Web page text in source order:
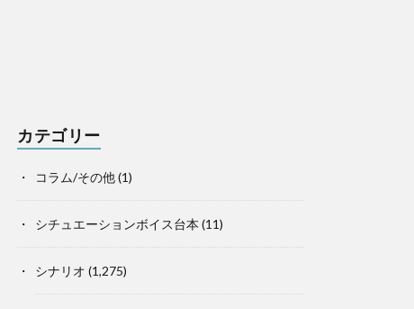
カテゴリー
コラム/その他(1)
シチュエーションボイス台本 (11)
シナリオ (1,275)